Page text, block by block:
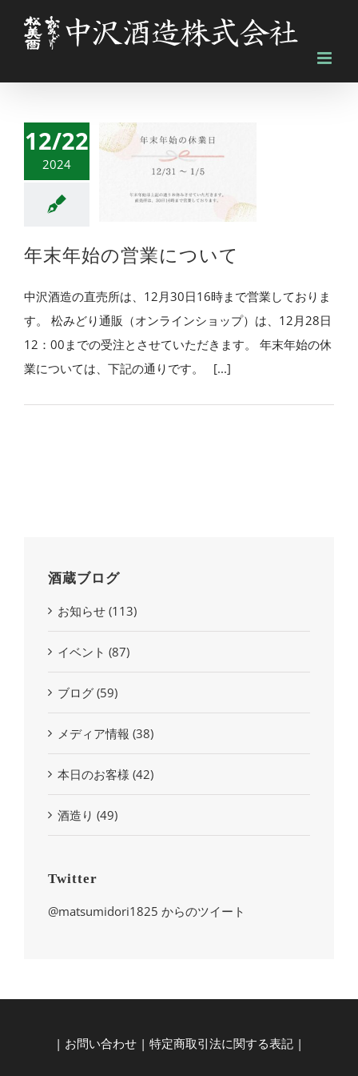
12/22
2024
年末年始の営業について
中沢酒造の直売所は、12月30日16時まで営業しておりま
す。 松みどり通販（オンラインショップ）は、12月28日
12：00までの受注とさせていただきます。 年末年始の休
業については、下記の通りです。 [...]
酒蔵ブログ
お知らせ (113)
イベント (87)
ブログ (59)
メディア情報 (38)
本日のお客様 (42)
酒造り (49)
Twitter
@matsumidori1825 からのツイート
| お問い合わせ | 特定商取引法に関する表記 |